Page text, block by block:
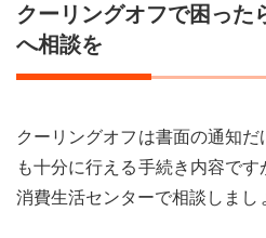
クーリングオフで困った
へ相談を
クーリングオフは書面の通知
も十分に行える手続き内容で
消費生活センターで相談しまし